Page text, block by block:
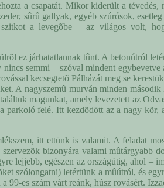
a csapatát. Mikor kiderült a
sûrû gallyak, egyéb szúrósok,
a levegõbe – az világos volt,
ez járhatatlannak tûnt. A betonútról
semmi – szóval mindent
kecsegtetõ Pálházát meg se
A nagyszemû murván minden
magunkat, amely levezetett az
felé. Itt kezdõdött az a nagy
itt ettünk is valamit. A feladat
bizonyára valami mûtárgyabb
lejjebb, egészen az országútig, ahol –
szólongatni) letértünk a mûútról, és
99-es szám várt reánk, húsz rovásért.